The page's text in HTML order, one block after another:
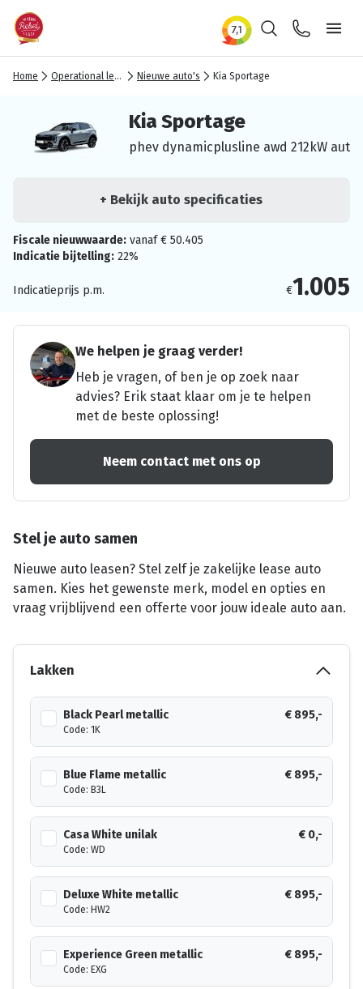
ZoekenContact
Home Operational lease Nieuwe auto's Kia Sportage
Kia Sportage
phev dynamicplusline awd 212kW aut
+ Bekijk auto specificaties
Fiscale nieuwwaarde: vanaf € 50.405
Indicatie bijtelling: 22%
Indicatieprijs p.m. €1.005
We helpen je graag verder!
Heb je vragen, of ben je op zoek naar
advies? Erik staat klaar om je te helpen
met de beste oplossing!
Neem contact met ons op
Stel je auto samen
Nieuwe auto leasen? Stel zelf je zakelijke lease auto
samen. Kies het gewenste merk, model en opties en
vraag vrijblijvend een offerte voor jouw ideale auto aan.
Lakken
Black Pearl metallic
Code: 1K
€ 895,-
Blue Flame metallic
Code: B3L
€ 895,-
Casa White unilak
Code: WD
€ 0,-
Deluxe White metallic
Code: HW2
€ 895,-
Experience Green metallic
Code: EXG
€ 895,-